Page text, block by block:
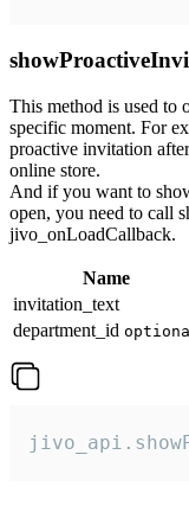
This method is used to
specific moment. For
proactive invitation
online store.
And if you want to
open, you need to call
jivo_onLoadCallback.
Name
invitation_text
department_id